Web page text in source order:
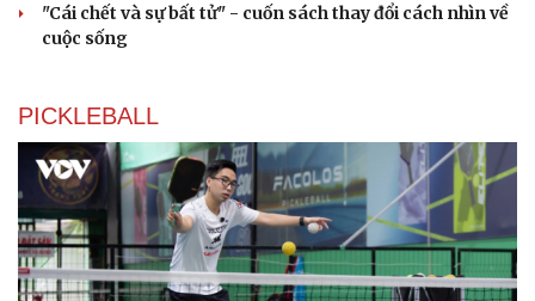
"Cái chết và sự bất tử" - cuốn sách thay đổi cách nhìn về
cuộc sống
PICKLEBALL